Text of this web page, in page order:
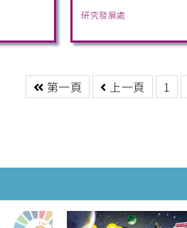
研究發展處
第一頁 上一頁 1